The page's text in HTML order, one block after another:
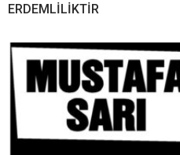
ERDEMLİLİKTİR